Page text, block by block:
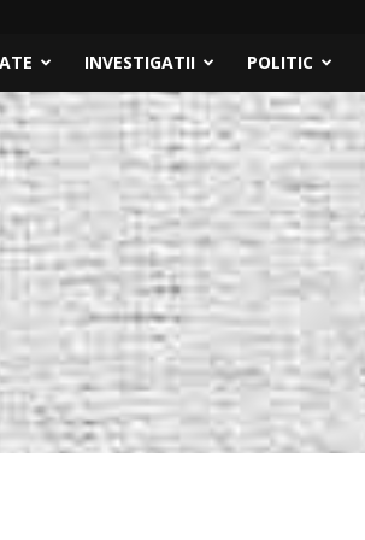
INVESTIGATII POLITIC